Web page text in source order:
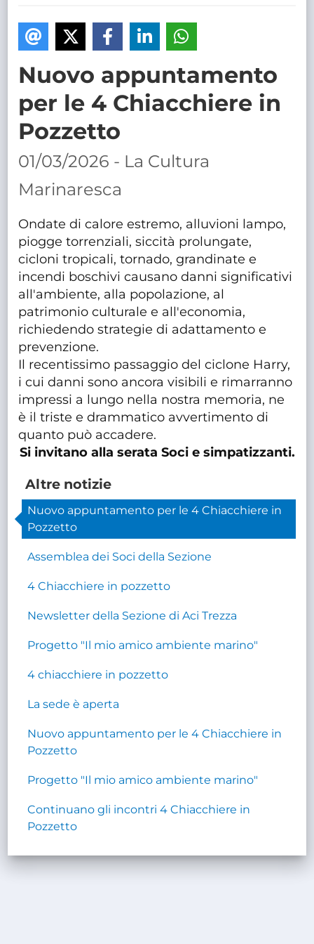
Nuovo appuntamento
per le 4 Chiacchiere in
Pozzetto
01/03/2026 - La Cultura
Marinaresca
Ondate di calore estremo, alluvioni lampo,
piogge torrenziali, siccità prolungate,
cicloni tropicali, tornado, grandinate e
incendi boschivi causano danni significativi
all'ambiente, alla popolazione, al
patrimonio culturale e all'economia,
richiedendo strategie di adattamento e
prevenzione.
Il recentissimo passaggio del ciclone Harry,
i cui danni sono ancora visibili e rimarranno
impressi a lungo nella nostra memoria, ne
è il triste e drammatico avvertimento di
quanto può accadere.
Si invitano alla serata Soci e simpatizzanti.
Altre notizie
Nuovo appuntamento per le 4 Chiacchiere in
Pozzetto
Assemblea dei Soci della Sezione
4 Chiacchiere in pozzetto
Newsletter della Sezione di Aci Trezza
Progetto "Il mio amico ambiente marino"
4 chiacchiere in pozzetto
La sede è aperta
Nuovo appuntamento per le 4 Chiacchiere in
Pozzetto
Progetto "Il mio amico ambiente marino"
Continuano gli incontri 4 Chiacchiere in
Pozzetto